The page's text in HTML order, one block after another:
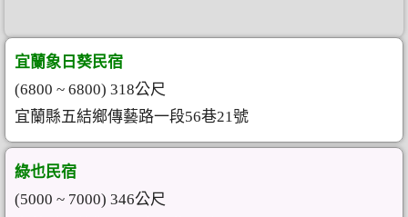
宜蘭象日葵民宿
(6800 ~ 6800) 318公尺
宜蘭縣五結鄉傳藝路一段56巷21號
綠也民宿
(5000 ~ 7000) 346公尺